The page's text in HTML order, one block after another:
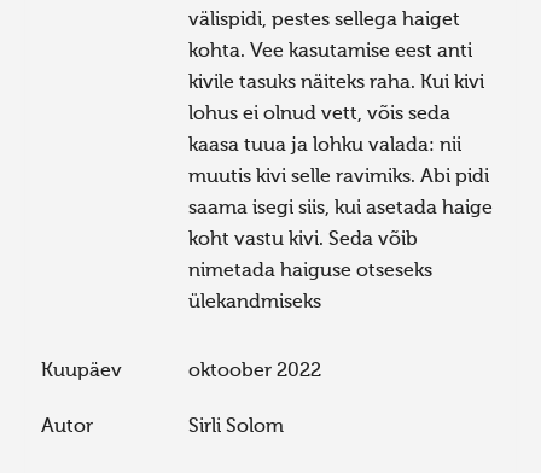
välispidi, pestes sellega haiget
kohta. Vee kasutamise eest anti
kivile tasuks näiteks raha. Kui kivi
lohus ei olnud vett, võis seda
kaasa tuua ja lohku valada: nii
muutis kivi selle ravimiks. Abi pidi
saama isegi siis, kui asetada haige
koht vastu kivi. Seda võib
nimetada haiguse otseseks
ülekandmiseks
Kuupäev oktoober 2022
Autor Sirli Solom